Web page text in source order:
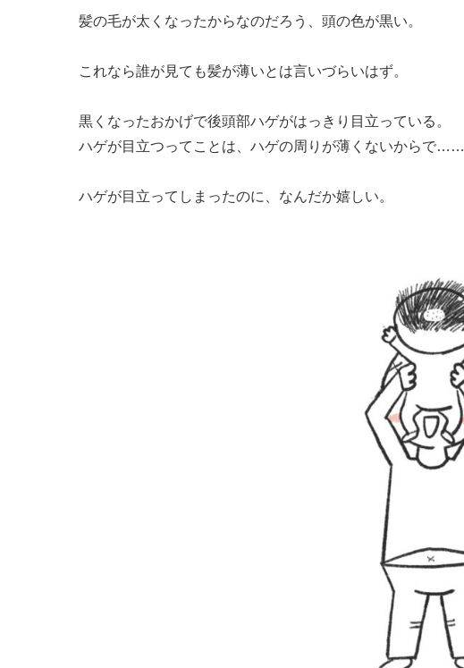
髪の毛が太くなったからなのだろう、頭の色が黒い。
これなら誰が見ても髪が薄いとは言いづらいはず。
黒くなったおかげで後頭部ハゲがはっきり目立っている。
ハゲが目立つってことは、ハゲの周りが薄くないからで……
ハゲが目立ってしまったのに、なんだか嬉しい。